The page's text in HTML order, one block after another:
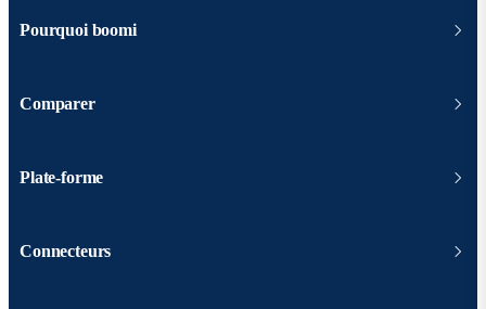
Pourquoi boomi
Comparer
Plate-forme
Connecteurs